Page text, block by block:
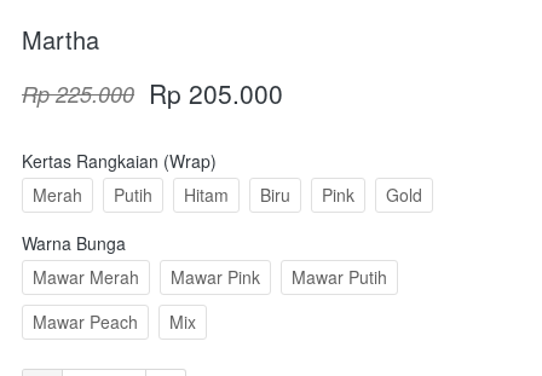
Martha
Rp 225.000 Rp 205.000
Kertas Rangkaian (Wrap)
Merah
Putih Hitam Biru Pink
Gold
Warna Bunga
Mawar Merah
Mawar Pink
Mawar Putih
Mawar Peach
Mix